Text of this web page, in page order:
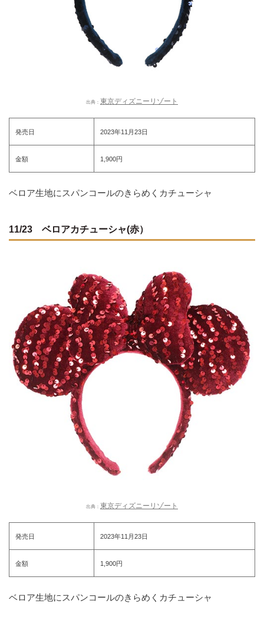
出典： 東京ディズニーリゾート
発売日 2023年11月23日
金額 1,900円
ベロア生地にスパンコールのきらめくカチューシャ
11/23 ベロアカチューシャ(赤）
出典： 東京ディズニーリゾート
発売日 2023年11月23日
金額 1,900円
ベロア生地にスパンコールのきらめくカチューシャ